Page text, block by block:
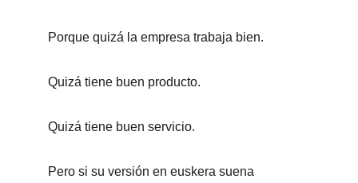
Porque quizá la empresa trabaja bien.
Quizá tiene buen producto.
Quizá tiene buen servicio.
Pero si su versión en euskera suena